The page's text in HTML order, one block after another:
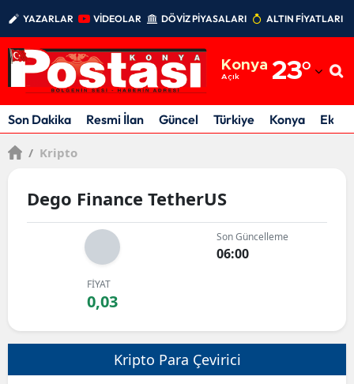
YAZARLAR VİDEOLAR DÖVİZ PİYASALARI ALTIN FİYATLARI
Konya
Açık 23°
Adıyaman
Afyonkarahisar
Antalya
Son Dakika Resmi İlan Güncel Türkiye Konya
/ Kripto
Dego Finance TetherUS
Son Güncelleme
06:00
FİYAT
0,03
Kripto Para Çevirici